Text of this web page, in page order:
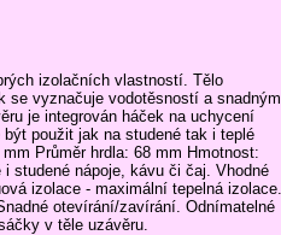
izolačních vlastností. Tělo
se vyznačuje vodotěsností a snadným
je integrován háček na uchycení
použit jak na studené tak i teplé
Průměr hrdla: 68 mm Hmotnost:
studené nápoje, kávu či čaj. Vhodné
izolace - maximální tepelná izolace.
otevírání/zavírání. Odnímatelné
v těle uzávěru.